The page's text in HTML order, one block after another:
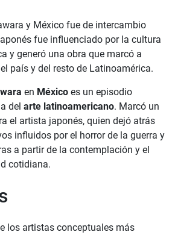
y México fue de intercambio
fue influenciado por la cultura
y generó una obra que marcó a
país y del resto de Latinoamérica.
en México es un episodio
del arte latinoamericano. Marcó un
el artista japonés, quien dejó atrás
influidos por el horror de la guerra y
a partir de la contemplación y el
cotidiana.
los artistas conceptuales más